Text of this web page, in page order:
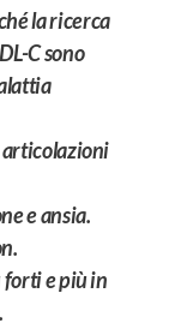
la ricerca
C sono
articolazioni
e ansia.
e più in